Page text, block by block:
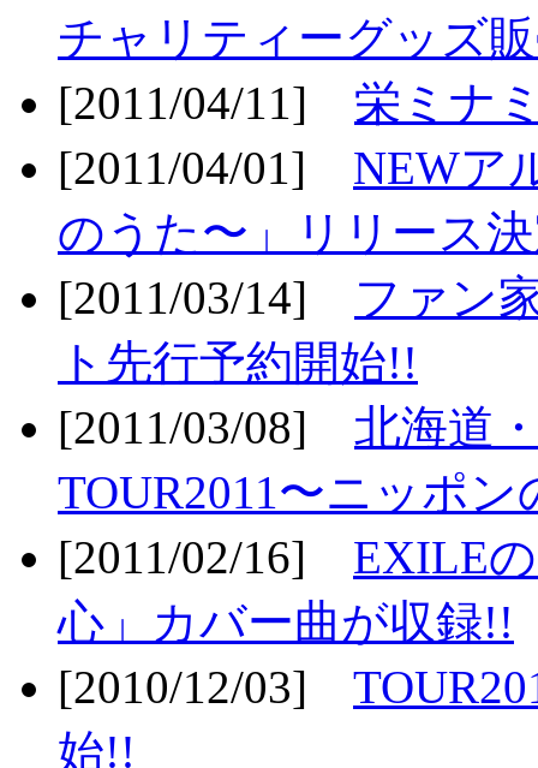
チャリティーグッズ
[2011/04/11] 栄ミナ
[2011/04/01] NEWア
のうた〜」リリース
[2011/03/14] ファン
ト先行予約開始!!
[2011/03/08] 北海道
TOUR2011〜ニッポ
[2011/02/16] EXILE
心」カバー曲が収録!!
[2010/12/03]
始!!